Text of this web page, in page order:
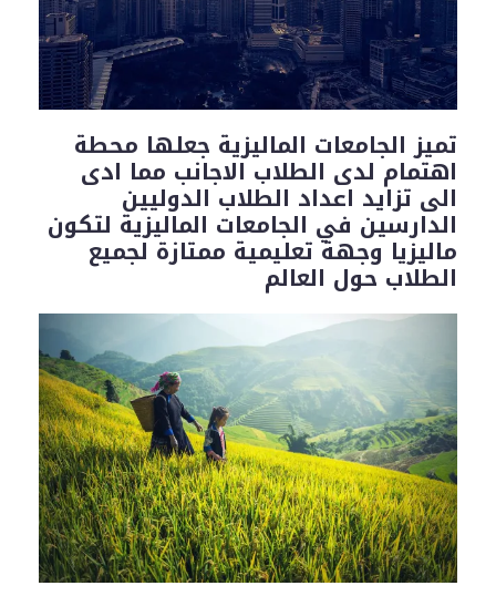
تميز الجامعات الماليزية جعلها محطة
اهتمام لدى الطلاب الاجانب مما ادى
الى تزايد اعداد الطلاب الدوليين
الدارسين في الجامعات الماليزية لتكون
ماليزيا وجهة تعليمية ممتازة لجميع
الطلاب حول العالم